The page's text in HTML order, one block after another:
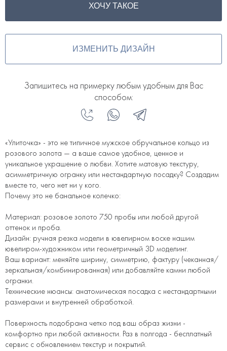
ХОЧУ ТАКОЕ
ИЗМЕНИТЬ ДИЗАЙН
Запишитесь на примерку любым удобным для Вас
способом:
«Улиточка» - это не типичное мужское обручальное кольцо из
розового золота — а ваше самое удобное, ценное и
уникальное украшение о любви. Хотите матовую текстуру,
асимметричную огранку или нестандартную посадку? Создадим
вместе то, чего нет ни у кого.
Почему это не банальное колечко:
Материал: розовое золото 750 пробы или любой другой
оттенок и проба.
Дизайн: ручная резка модели в ювелирном воске нашим
ювелиром-художником или геометричный 3D моделинг.
Ваш вариант: меняйте ширину, симметрию, фактуру (чеканная/
зеркальная/комбинированная) или добавляйте камни любой
огранки.
Технические нюансы: анатомическая посадка с нестандартными
размерами и внутренней обработкой.
Поверхность подобрана четко под ваш образ жизни -
комфортно при любой активности. Раз в полгода - бесплатный
сервис с обновлением текстур и покрытий.